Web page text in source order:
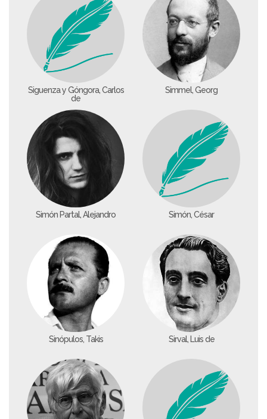
Siguenza y Góngora, Carlos
de
Simmel, Georg
Simón Partal, Alejandro Simón, César
Sinópulos, Takis Sirval, Luis de